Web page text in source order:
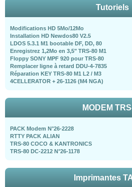
Tutoriels
Modifications HD 5Mo/12Mo
Installation HD Newdos80 V2.5
LDOS 5.3.1 M1 bootable DF, DD, 80
Enregistrez 1,2Mo en 3,5" TRS-80 M1
Floppy SONY MPF 920 pour TRS-80
Remplacer ligne à retard DDU-4-7835
Réparation KEY TRS-80 M1 L2 / M3
4CELLERATOR + 26-1126 (M4 NGA)
MODEM
PACK Modem N°26-2228
RTTY PACK ALIAN
TRS-80 COCO & KANTRONICS
TRS-80 DC-2212 N°26-1178
Imprimantes